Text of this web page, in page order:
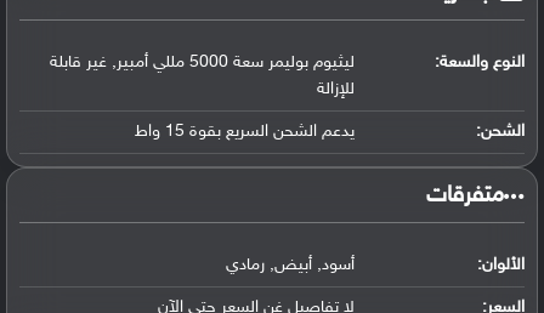
النوع والسعة:
ليثيوم بوليمر سعة 5000 مللي أمبير, غير قابلة
للإزالة
الشحن: يدعم الشحن السريع بقوة 15 واط
‏متفرقات‏
الألوان: أسود, أبيض, رمادي
السعر: لا تفاصيل غن السعر حتى الآن